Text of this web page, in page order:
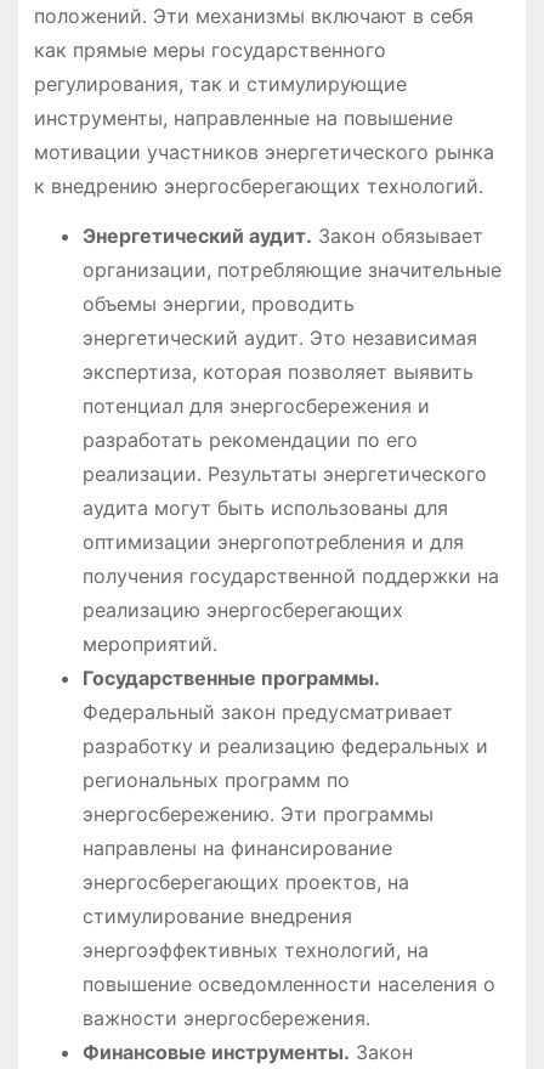
положений․ Эти механизмы включают в себя
как прямые меры государственного
регулирования, так и стимулирующие
инструменты, направленные на повышение
мотивации участников энергетического рынка
к внедрению энергосберегающих технологий․
Энергетический аудит․ Закон обязывает
организации, потребляющие значительные
объемы энергии, проводить
энергетический аудит․ Это независимая
экспертиза, которая позволяет выявить
потенциал для энергосбережения и
разработать рекомендации по его
реализации․ Результаты энергетического
аудита могут быть использованы для
оптимизации энергопотребления и для
получения государственной поддержки на
реализацию энергосберегающих
мероприятий․
Государственные программы․
Федеральный закон предусматривает
разработку и реализацию федеральных и
региональных программ по
энергосбережению․ Эти программы
направлены на финансирование
энергосберегающих проектов, на
стимулирование внедрения
энергоэффективных технологий, на
повышение осведомленности населения о
важности энергосбережения․
Финансовые инструменты․ Закон